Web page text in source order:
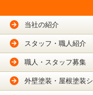
当社の紹介
スタッフ・職人紹介
職人・スタッフ募集
外壁塗装・屋根塗装